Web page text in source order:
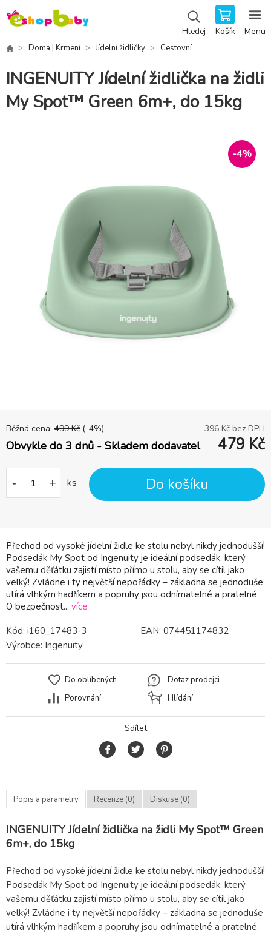
Hledej Košík Menu
Doma | Krmení Jídelní židličky Cestovní
INGENUITY Jídelní židlička na židli
My Spot™ Green 6m+, do 15kg
-4%
Přechod od vysoké jídelní židle ke stolu nebyl nikdy jednodušší!
Podsedák My Spot od Ingenuity je ideální podsedák, který
vašemu děťátku zajistí místo přímo u stolu, aby se cítil jako
velký! Zvládne i ty největší nepořádky – základna se jednoduše
utírá vlhkým hadříkem a popruhy jsou odnímatelné a pratelné.
O bezpečnost... více
Běžná cena: 499 Kč (-4%) 396 Kč bez DPH
Obvykle do 3 dnů - Skladem dodavatel 479 Kč
- + ks Do košíku
Kód: i160_17483-3 EAN: 074451174832
Výrobce: Ingenuity
Do oblíbených
Porovnání
Dotaz prodejci
Hlídání
Sdílet
Popis a parametry Recenze (0) Diskuse (0)
INGENUITY Jídelní židlička na židli My Spot™ Green
6m+, do 15kg
Přechod od vysoké jídelní židle ke stolu nebyl nikdy jednodušší!
Podsedák My Spot od Ingenuity je ideální podsedák, který
vašemu děťátku zajistí místo přímo u stolu, aby se cítil jako
velký! Zvládne i ty největší nepořádky – základna se jednoduše
utírá vlhkým hadříkem a popruhy jsou odnímatelné a pratelné.